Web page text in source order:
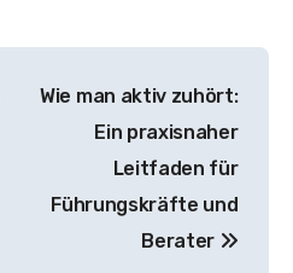
Wie man aktiv zuhört:
Ein praxisnaher
Leitfaden für
Führungskräfte und
Berater